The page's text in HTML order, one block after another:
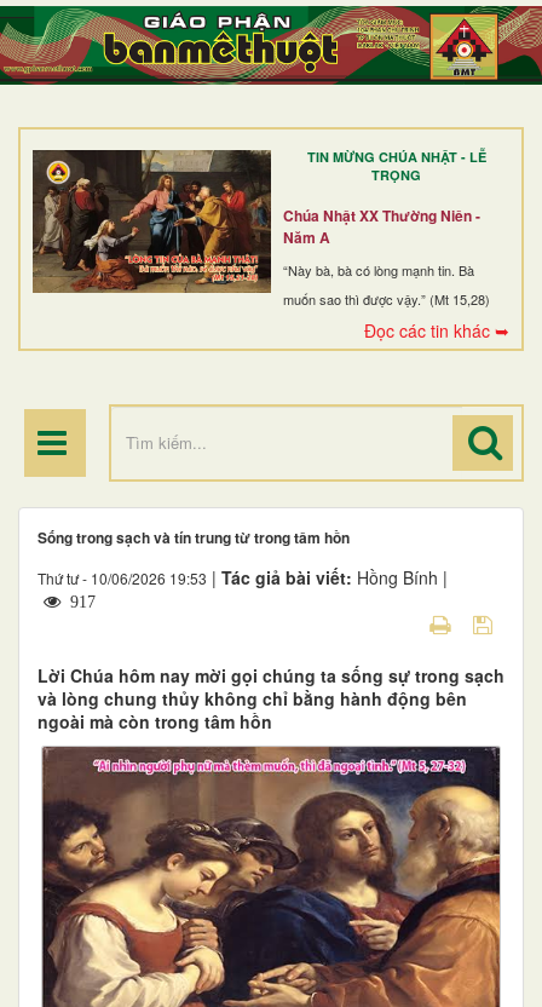
TIN MỪNG CHÚA NHẬT - LỄ
TRỌNG
Chúa Nhật XX Thường Niên -
Năm A
“Này bà, bà có lòng mạnh tin. Bà
muốn sao thì được vậy.” (Mt 15,28)
Đọc các tin khác ➥
TRANG NHẤT
GIỚI THIỆU
DÒNG TU
BAN MỤC VỤ
ĐOÀN THỂ CG
ĐIỂM HÀNH HƯƠNG
Sống trong sạch và tín trung từ trong tâm hồn
Thứ tư - 10/06/2026 19:53 | Tác giả bài viết: Hồng Bính |
917
Lời Chúa hôm nay mời gọi chúng ta sống sự trong sạch
và lòng chung thủy không chỉ bằng hành động bên
ngoài mà còn trong tâm hồn